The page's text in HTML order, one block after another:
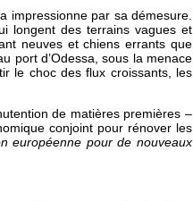
impressionne par sa démesure.
longent des terrains vagues et
neuves et chiens errants que
port d’Odessa, sous la menace
le choc des flux croissants, les
de matières premières –
conjoint pour rénover les
européenne pour de nouveaux